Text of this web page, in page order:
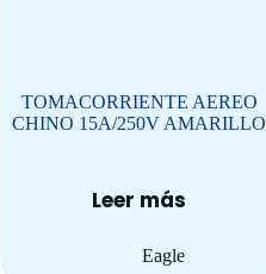
TOMACORRIENTE AEREO
CHINO 15A/250V AMARILLO
Leer más
Eagle